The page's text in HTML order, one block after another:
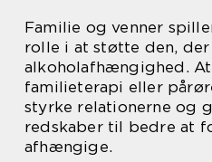
Familie og venner
rolle i at støtte den,
alkoholafhængighed.
familieterapi eller
styrke relationerne og
redskaber til bedre at
afhængige.